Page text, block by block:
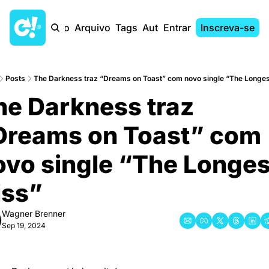
Início Arquivo Tags AutoresEntrar Inscreva-se
Posts The Darkness traz “Dreams on Toast” com novo single “The
Darkness traz
on Toast” com
single “The
Wagner Brenner
Sep 19, 2024